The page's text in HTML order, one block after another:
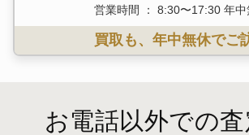
営業時間 ： 8:30〜17:30 年中
買取も、年中無休でご
お電話以外での